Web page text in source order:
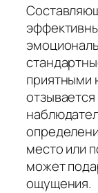
приятными
место или
может
ощущения.